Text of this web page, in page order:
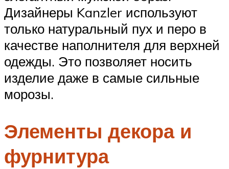
Дизайнеры Kanzler используют
только натуральный пух и перо в
качестве наполнителя для верхней
одежды. Это позволяет носить
изделие даже в самые сильные
морозы.
Элементы декора и
фурнитура